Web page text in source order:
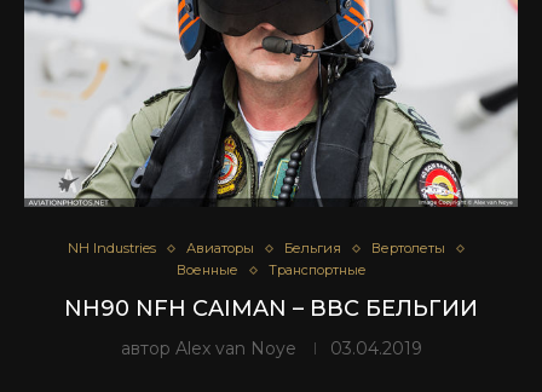
NH Industries Авиаторы Бельгия
Вертолеты
Военные
Транспортные
NH90 NFH CAIMAN – ВВС БЕЛЬГИИ
автор Alex van Noye 03.04.2019